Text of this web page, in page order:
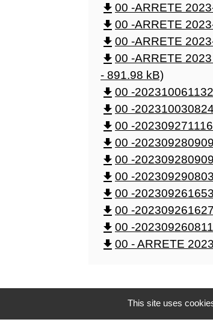
file_download 00 -ARRETE
file_download 00 -ARRETE
file_download 00 -ARRETE
file_download 00 -ARRETE
- 891.98 kB)
file_download 00 -
file_download 00 -
file_download 00 -
file_download 00 -
file_download 00 -
file_download 00 -
file_download 00 -
file_download 00 -
file_download 00 -
file_download 00 - ARRETE
This site uses